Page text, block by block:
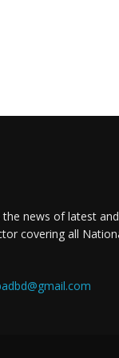
the news of latest
covering all